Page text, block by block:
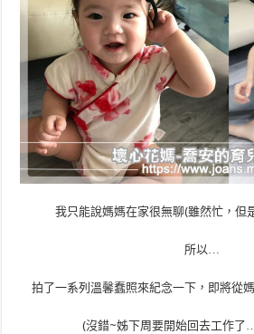
我只能說媽媽在家很無聊(雖然忙，但
所以…
拍了一系列溫馨蠢照來紀念一下，即將從
(沒錯~姊下周要開始回去工作